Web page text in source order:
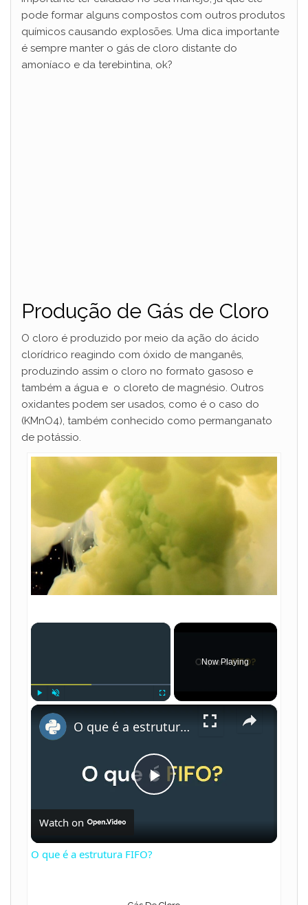
pode formar alguns compostos com outros produtos
químicos causando explosões. Uma dica importante
é sempre manter o gás de cloro distante do
amoníaco e da terebintina, ok?
Produção de Gás de Cloro
O cloro é produzido por meio da ação do ácido
clorídrico reagindo com óxido de manganês,
produzindo assim o cloro no formato gasoso e
também a água e o cloreto de magnésio. Outros
oxidantes podem ser usados, como é o caso do
(KMnO4), também conhecido como permanganato
de potássio.
×
Now Playing
×
P
l
O que é a estrutura FIFO?
Watch on
O que é a estrutura FIFO?